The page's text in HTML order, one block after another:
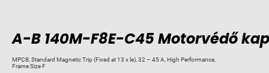
A-B 140M-F8E-C45 Motorvédő
MPCB, Standard Magnetic Trip (Fixed at 13 x le), 32 – 45 A, High Performance,
Frame Size F